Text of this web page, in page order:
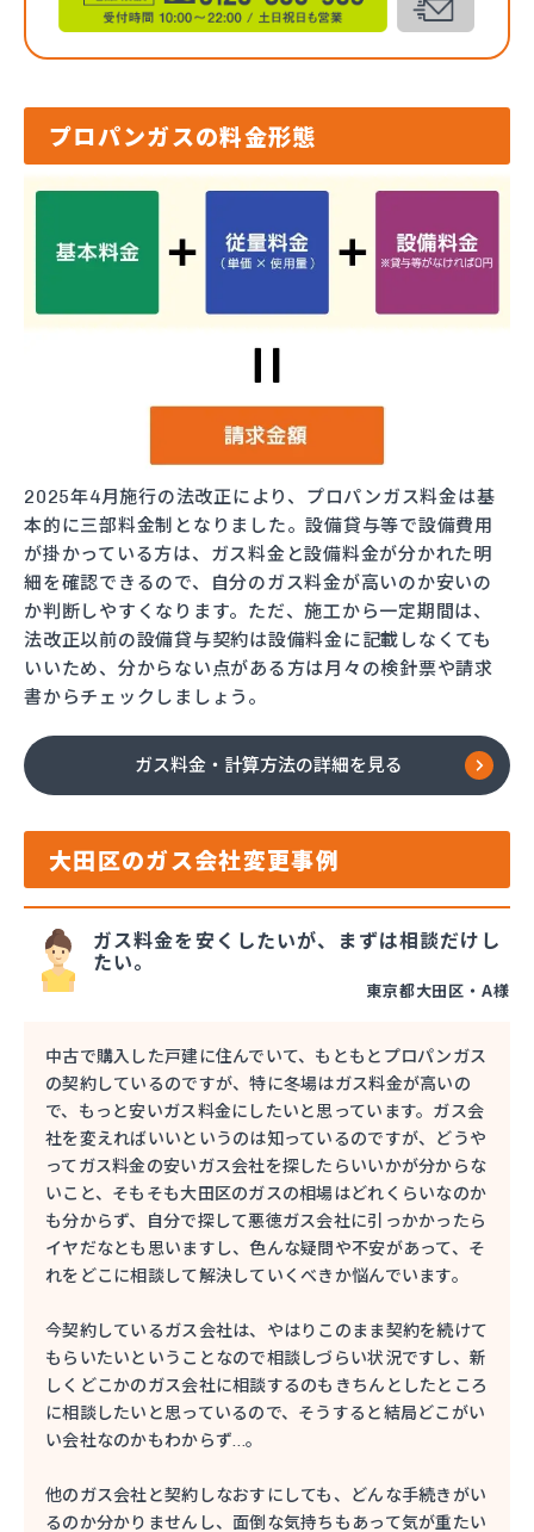
プロパンガスの料金形態
2025年4月施行の法改正により、プロパンガス料金は基
本的に三部料金制となりました。設備貸与等で設備費用
が掛かっている方は、ガス料金と設備料金が分かれた明
細を確認できるので、自分のガス料金が高いのか安いの
か判断しやすくなります。ただ、施工から一定期間は、
法改正以前の設備貸与契約は設備料金に記載しなくても
いいため、分からない点がある方は月々の検針票や請求
書からチェックしましょう。
ガス料金・計算方法の詳細を見る
大田区のガス会社変更事例
ガス料金を安くしたいが、まずは相談だけし
たい。
東京都大田区・A様
中古で購入した戸建に住んでいて、もともとプロパンガス
の契約しているのですが、特に冬場はガス料金が高いの
で、もっと安いガス料金にしたいと思っています。ガス会
社を変えればいいというのは知っているのですが、どうや
ってガス料金の安いガス会社を探したらいいかが分からな
いこと、そもそも大田区のガスの相場はどれくらいなのか
も分からず、自分で探して悪徳ガス会社に引っかかったら
イヤだなとも思いますし、色んな疑問や不安があって、そ
れをどこに相談して解決していくべきか悩んでいます。
今契約しているガス会社は、やはりこのまま契約を続けて
もらいたいということなので相談しづらい状況ですし、新
しくどこかのガス会社に相談するのもきちんとしたところ
に相談したいと思っているので、そうすると結局どこがい
い会社なのかもわからず…。
他のガス会社と契約しなおすにしても、どんな手続きがい
るのか分かりませんし、面倒な気持ちもあって気が重たい